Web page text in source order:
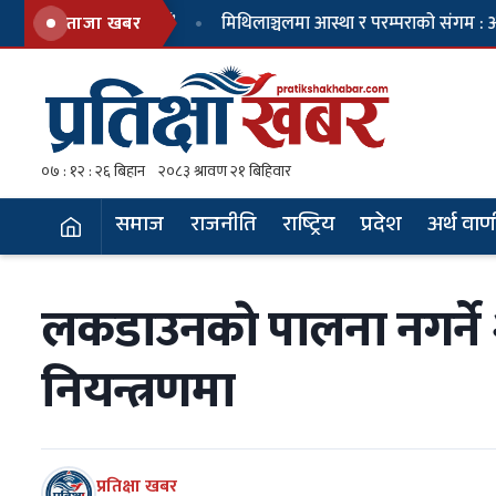
ताजा खबर
पार्टी’ मिथिलाञ्चलमा आस्था र परम्पराको संगम :
समाज राजनीति राष्ट्रिय प्रदेश अर्थ
१ चीनको चासोपछि सरकारले रद्द गर्‍यो तिब्बती
अध्ययन सम्मेलन
४ वर्षा, चुल्हो र हराउँदै गएको मानवता
लकडाउनकाे पालना नगर्ने
नियन्त्रणमा
प्रतिक्षा खबर